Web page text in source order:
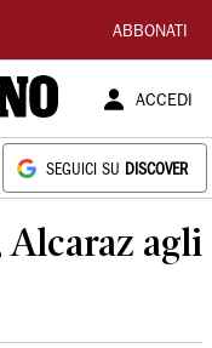
ABBONATI
ACCEDI
SEGUICI SU DISCOVER
agli